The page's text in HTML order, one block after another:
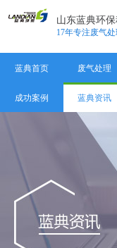
山东蓝典环
17年专注废气
蓝典首页 废气处理
成功案例 蓝典资讯